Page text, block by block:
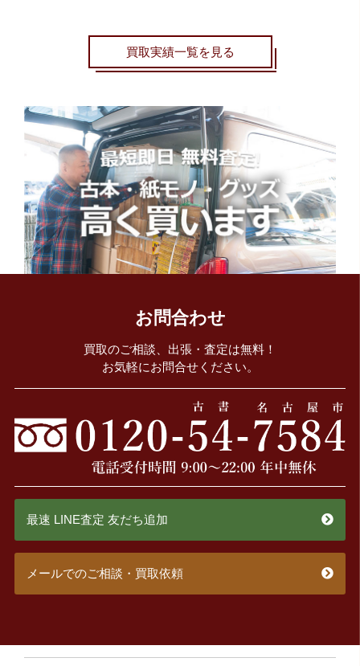
買取実績一覧を見る
お問合わせ
買取のご相談、出張・査定は無料！
お気軽にお問合せください。
最速 LINE査定 友だち追加
メールでのご相談・買取依頼